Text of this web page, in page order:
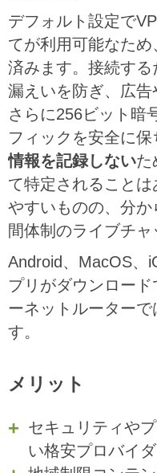
デフォルト設定で
てが利用可能なた
済みます。接続す
漏えいを防ぎ、広告
さらに256ビット暗
フィックを安全に保
情報を記録しないた
て特定されること
やすいものの、分
間体制のライブチ
Android、MacOS、
プリがダウンロー
ーネットルーター
す。
メリット
セキュリティや
い格安プロバイ